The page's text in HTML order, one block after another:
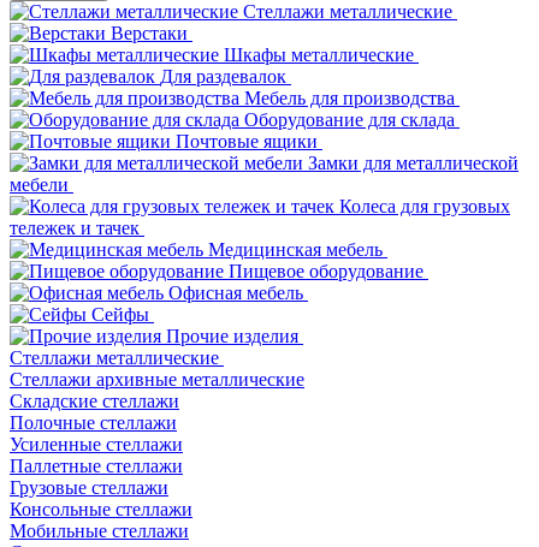
Стеллажи металлические
Верстаки
Шкафы металлические
Для раздевалок
Мебель для производства
Оборудование для склада
Почтовые ящики
Замки для металлической
мебели
Колеса для грузовых
тележек и тачек
Медицинская мебель
Пищевое оборудование
Офисная мебель
Сейфы
Прочие изделия
Стеллажи металлические
Cтеллажи архивные металлические
Складские стеллажи
Полочные стеллажи
Усиленные стеллажи
Паллетные стеллажи
Грузовые стеллажи
Консольные стеллажи
Мобильные стеллажи